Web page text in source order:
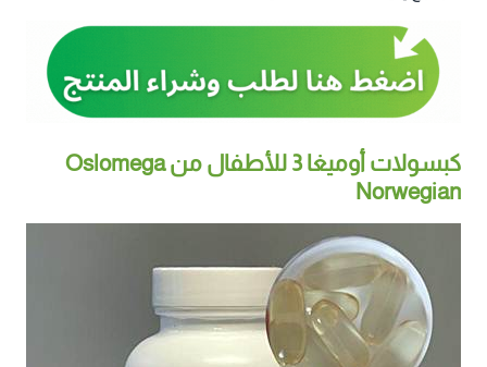
كبسولات أوميغا 3 للأطفال من Oslomega
Norwegian